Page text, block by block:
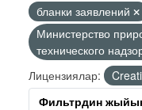
бланки заявлений
Министерство
технического
Лицензиялар:
Фильтрдин